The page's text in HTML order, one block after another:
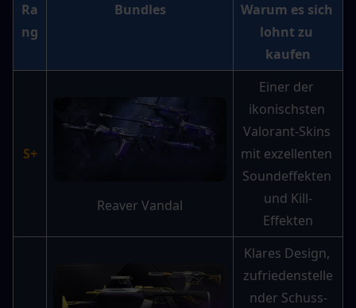
Ra
ng
Bundles
Warum es sich
lohnt zu
kaufen
S+
Reaver Vandal
Einer der
ikonischsten
Valorant-Skins
mit exzellenten
Soundeffekten
und Kill-
Effekten
Klares Design,
zufriedenstelle
nder Schuss-